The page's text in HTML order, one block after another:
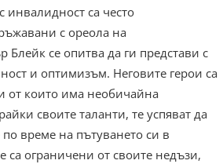
инвалидност са често
с ореола на
Блейк се опитва да ги представи с
и оптимизъм. Неговите герои са
от които има необичайна
своите таланти, те успяват да
по време на пътуването си в
са ограничени от своите недъзи,